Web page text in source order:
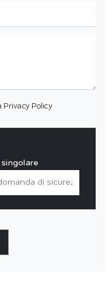
Privacy Policy
singolare